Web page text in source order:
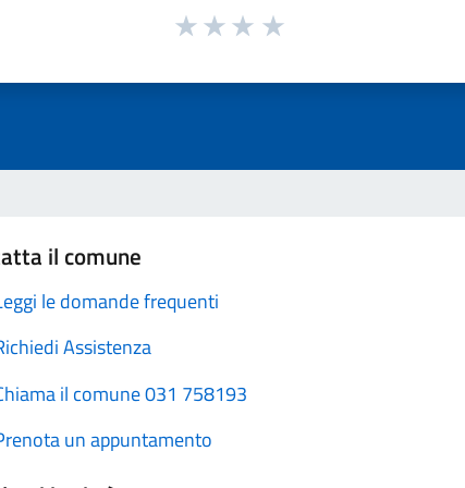
il comune
le domande frequenti
Assistenza
il comune 031 758193
un appuntamento